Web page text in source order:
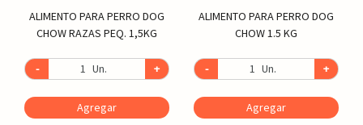
ALIMENTO PARA PERRO DOG
CHOW RAZAS PEQ. 1,5KG
- Un. +
Agregar
ALIMENTO PARA PERRO DOG
CHOW 1.5 KG
- Un. +
Agregar